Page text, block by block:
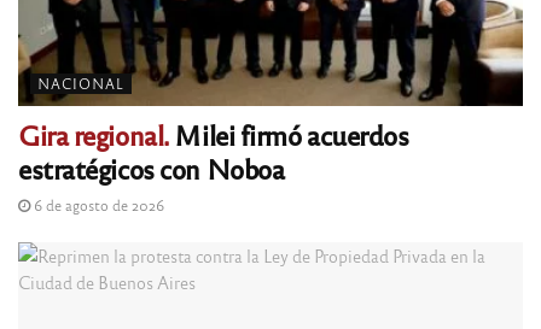
NACIONAL
Gira regional.Milei firmó acuerdos
estratégicos con Noboa
6 de agosto de 2026